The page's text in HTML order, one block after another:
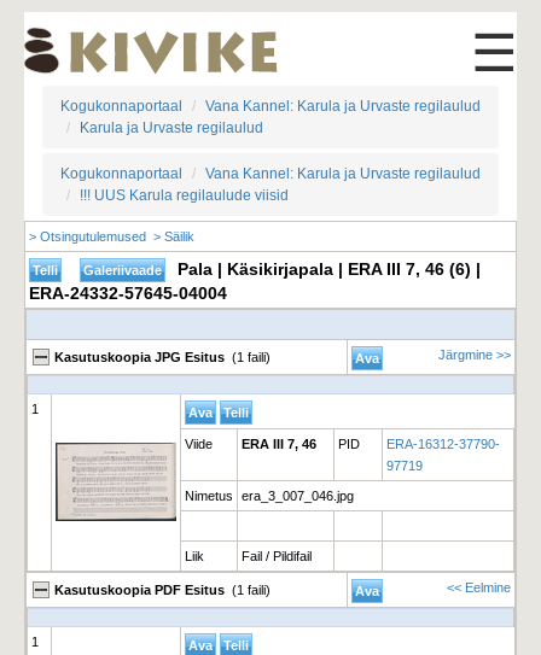
☰
Kogukonnaportaal
Vana Kannel: Karula ja Urvaste regilaulud
Karula ja Urvaste regilaulud
Kogukonnaportaal
Vana Kannel: Karula ja Urvaste regilaulud
!!! UUS Karula regilaulude viisid
> Otsingutulemused > Säilik
Pala | Käsikirjapala | ERA III 7, 46 (6) |
ERA-24332-57645-04004
Kasutuskoopia JPG Esitus (1 faili) Järgmine >>
1
Viide ERA III 7, 46 PID
ERA-16312-37790-
97719
Nimetus era_3_007_046.jpg
Liik Fail / Pildifail
Kasutuskoopia PDF Esitus (1 faili) << Eelmine
1